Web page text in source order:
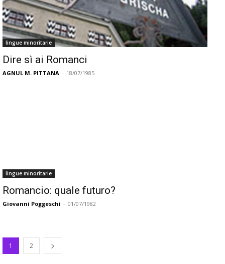
lingue minoritarie
Dire sì ai Romanci
AGNUL M. PITTANA - 18/07/1985
lingue minoritarie
Romancio: quale futuro?
Giovanni Poggeschi - 01/07/1982
1 2